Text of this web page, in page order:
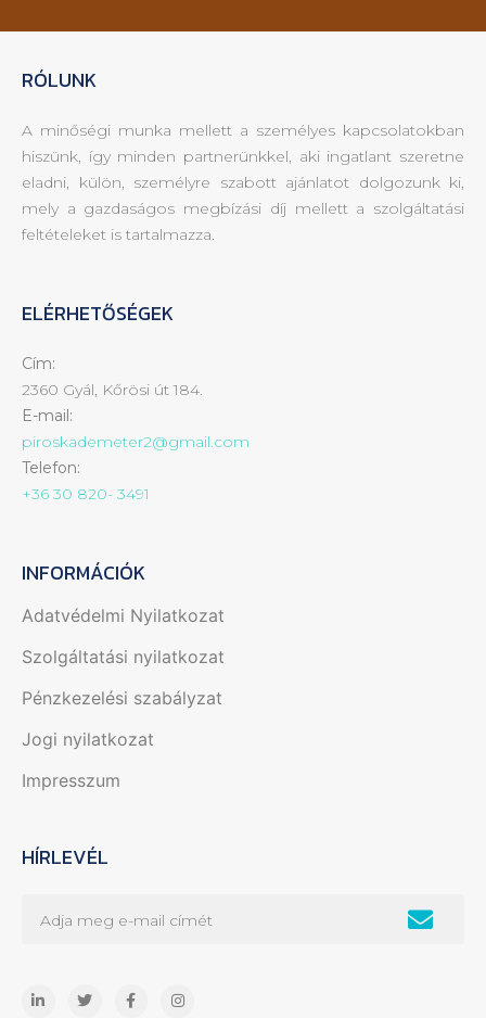
RÓLUNK
A minőségi munka mellett a személyes kapcsolatokban
hiszünk, így minden partnerünkkel, aki ingatlant szeretne
eladni, külön, személyre szabott ajánlatot dolgozunk ki,
mely a gazdaságos megbízási díj mellett a szolgáltatási
feltételeket is tartalmazza.
ELÉRHETŐSÉGEK
Cím:
2360 Gyál, Kőrösi út 184.
E-mail:
piroskademeter2@gmail.com
Telefon:
+36 30 820- 3491
INFORMÁCIÓK
Adatvédelmi Nyilatkozat
Szolgáltatási nyilatkozat
Pénzkezelési szabályzat
Jogi nyilatkozat
Impresszum
HÍRLEVÉL